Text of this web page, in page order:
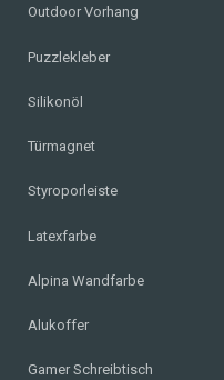
Outdoor Vorhang
Puzzlekleber
Silikonöl
Türmagnet
Styroporleiste
Latexfarbe
Alpina Wandfarbe
Alukoffer
Gamer Schreibtisch